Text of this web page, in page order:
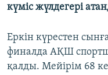
күміс жүлдегері
Еркін күрестен
финалда АҚШ
қалды. Мейірім 68